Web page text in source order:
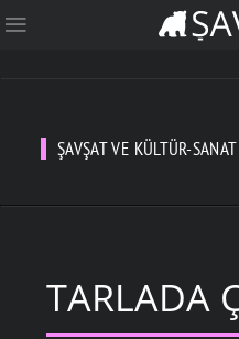
ŞAVŞAT VE KÜLTÜR-SANAT
TARLADA